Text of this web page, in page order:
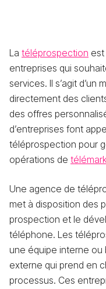
La téléprospection
entreprises qui
services. Il s’agit
directement des
des offres
d’entreprises font
téléprospection pour
opérations de
Une agence de
met à disposition des
prospection et le
téléphone. Les
une équipe interne
externe qui prend en
processus. Ces